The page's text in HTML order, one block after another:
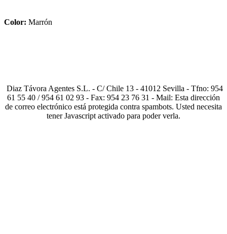
Color: Marrón
Diaz Távora Agentes S.L. - C/ Chile 13 - 41012 Sevilla - Tfno: 954
61 55 40 / 954 61 02 93 - Fax: 954 23 76 31 - Mail: Esta dirección
de correo electrónico está protegida contra spambots. Usted necesita
tener Javascript activado para poder verla.